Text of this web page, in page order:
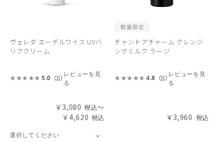
ヴェレダ エーデルワイス UVバ
リアクリーム
5.0 （8） レビューを見
る
￥3,080
～
￥4,620
選択してください
チャントアチャーム クレンジ
ングミルク ラージ
4.8 （8） レビューを見
る
￥3,960